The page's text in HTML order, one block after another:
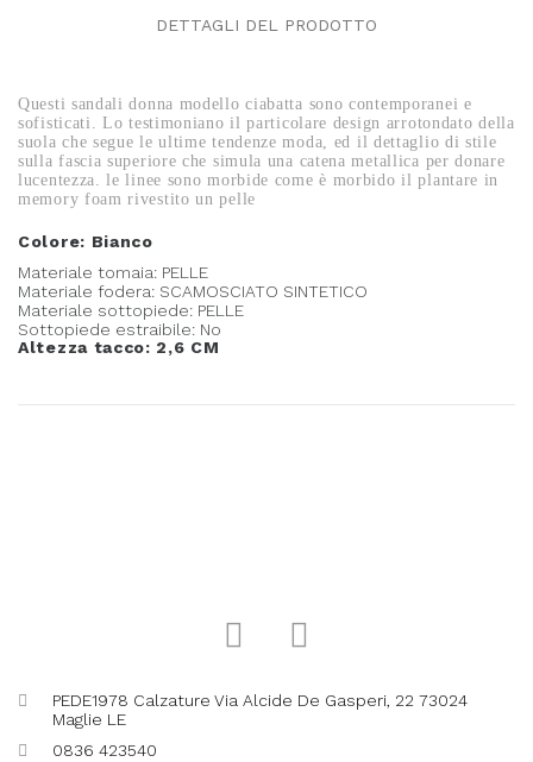
DETTAGLI DEL PRODOTTO
Questi sandali donna modello ciabatta sono contemporanei e
sofisticati. Lo testimoniano il particolare design arrotondato della
suola che segue le ultime tendenze moda, ed il dettaglio di stile
sulla fascia superiore che simula una catena metallica per donare
lucentezza. le linee sono morbide come è morbido il plantare in
memory foam rivestito un pelle
Colore: Bianco
Materiale tomaia: PELLE
Materiale fodera: SCAMOSCIATO SINTETICO
Materiale sottopiede: PELLE
Sottopiede estraibile: No
Altezza tacco: 2,6 CM
PEDE1978 Calzature Via Alcide De Gasperi, 22 73024
Maglie LE
0836 423540